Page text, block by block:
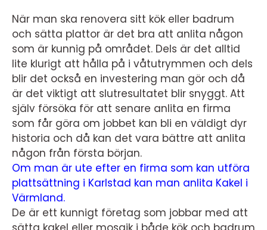
När man ska renovera sitt kök eller badrum
och sätta plattor är det bra att anlita någon
som är kunnig på området. Dels är det alltid
lite klurigt att hålla på i våtutrymmen och dels
blir det också en investering man gör och då
är det viktigt att slutresultatet blir snyggt. Att
själv försöka för att senare anlita en firma
som får göra om jobbet kan bli en väldigt dyr
historia och då kan det vara bättre att anlita
någon från första början.
Om man är ute efter en firma som kan utföra
plattsättning i Karlstad kan man anlita Kakel i
Värmland.
De är ett kunnigt företag som jobbar med att